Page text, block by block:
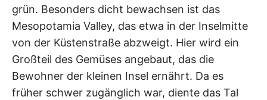
grün. Besonders dicht bewachsen ist das
Mesopotamia Valley, das etwa in der Inselmitte
von der Küstenstraße abzweigt. Hier wird ein
Großteil des Gemüses angebaut, das die
Bewohner der kleinen Insel ernährt. Da es
früher schwer zugänglich war, diente das Tal